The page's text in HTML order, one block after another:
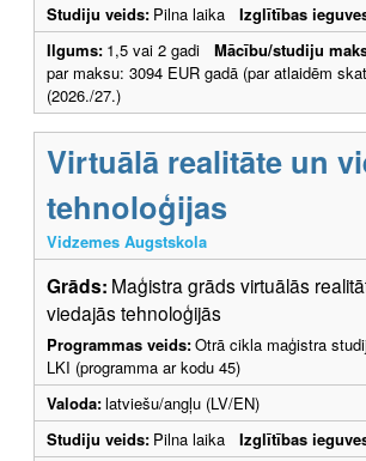
Studiju veids: Pilna laika Izglītības
Ilgums: 1,5 vai 2 gadi Mācību/studiju
par maksu: 3094 EUR gadā (par atlaidēm
(2026./27.)
Virtuālā realitāte un
tehnoloģijas
Vidzemes Augstskola
Grāds: Maģistra grāds virtuālās
viedajās tehnoloģijās
Programmas veids:Otrā cikla maģistra
LKI (programma ar kodu 45)
Valoda:latviešu/angļu (LV/EN)
Studiju veids: Pilna laika Izglītības